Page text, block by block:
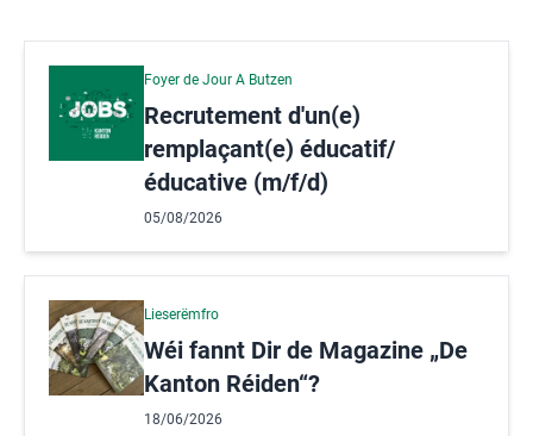
Foyer de Jour A Butzen
Recrutement d'un(e)
remplaçant(e) éducatif/
éducative (m/f/d)
05/08/2026
Lieserëmfro
Wéi fannt Dir de Magazine „De
Kanton Réiden“?
18/06/2026